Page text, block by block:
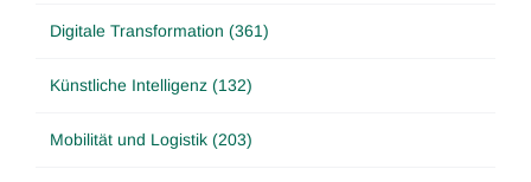
Digitale Transformation (361)
Künstliche Intelligenz (132)
Mobilität und Logistik (203)